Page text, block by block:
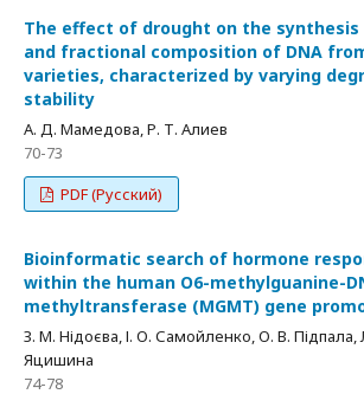
The effect of drought on the synthesis
and fractional composition of DNA
varieties, characterized by varying
stability
А. Д. Мамедова, Р. Т. Алиев
70-73
PDF (Русский)
Bioinformatic search of hormone
within the human O6-methylguanine-
methyltransferase (MGMT) gene
З. М. Нідоєва, І. О. Самойленко, О. В.
Яцишина
74-78